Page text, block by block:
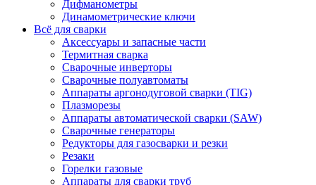
Дифманометры
Динамометрические ключи
Всё для сварки
Аксессуары и запасные части
Термитная сварка
Сварочные инверторы
Сварочные полуавтоматы
Аппараты аргонодуговой сварки (TIG)
Плазморезы
Аппараты автоматической сварки (SAW)
Сварочные генераторы
Редукторы для газосварки и резки
Резаки
Горелки газовые
Аппараты для сварки труб